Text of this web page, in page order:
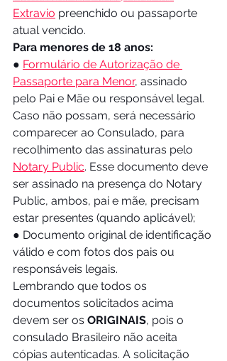
Extravio preenchido ou passaporte
atual vencido.
Para menores de 18 anos:
● Formulário de Autorização de
Passaporte para Menor, assinado
pelo Pai e Mãe ou responsável legal.
Caso não possam, será necessário
comparecer ao Consulado, para
recolhimento das assinaturas pelo
Notary Public. Esse documento deve
ser assinado na presença do Notary
Public, ambos, pai e mãe, precisam
estar presentes (quando aplicável);
● Documento original de identificação
válido e com fotos dos pais ou
responsáveis legais.
Lembrando que todos os
documentos solicitados acima
devem ser os ORIGINAIS, pois o
consulado Brasileiro não aceita
cópias autenticadas. A solicitação